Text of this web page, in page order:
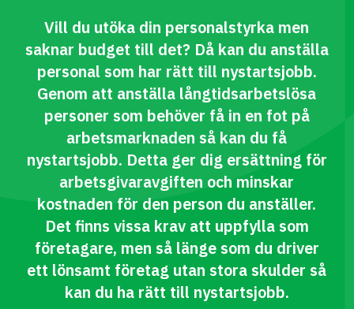
Vill du utöka din personalstyrka men
saknar budget till det? Då kan du anställa
personal som har rätt till nystartsjobb.
Genom att anställa långtidsarbetslösa
personer som behöver få in en fot på
arbetsmarknaden så kan du få
nystartsjobb. Detta ger dig ersättning för
arbetsgivaravgiften och minskar
kostnaden för den person du anställer.
Det finns vissa krav att uppfylla som
företagare, men så länge som du driver
ett lönsamt företag utan stora skulder så
kan du ha rätt till nystartsjobb.